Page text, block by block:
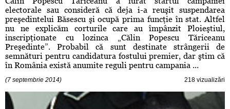
electorale sau consideră că deja i-a reuşit suspendarea
preşedintelui Băsescu şi ocupă prima funcţie în stat. Altfel
nu ne explicăm corturile care au împânzit Ploieştiul,
inscripţionate cu lozinca „Călin Popescu Tăriceanu
Preşedinte”. Probabil că sunt destinate strângerii de
semnături pentru candidatura fostului premier, dar ştim că
în România există anumite reguli pentru campania ...
(7 septembrie 2014) 218 vizualizări